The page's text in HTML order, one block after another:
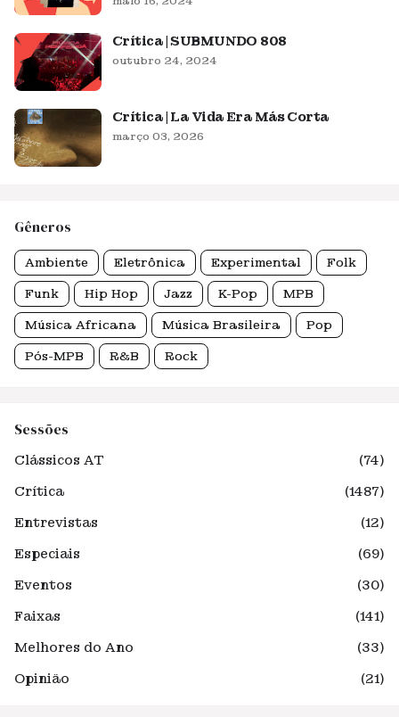
Crítica | SUBMUNDO 808
outubro 24, 2024
Crítica | La Vida Era Más Corta
março 03, 2026
Gêneros
Ambiente Eletrônica Experimental Folk
Funk Hip Hop Jazz K-Pop MPB
Música Africana Música Brasileira Pop
Pós-MPB R&B Rock
Sessões
Clássicos AT
(74)
Crítica
(1487)
Entrevistas
(12)
Especiais
(69)
Eventos
(30)
Faixas
(141)
Melhores do Ano
(33)
Opinião
(21)